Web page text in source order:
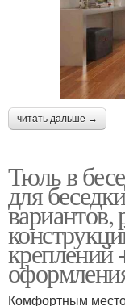
читать дальше →
Тюль в
для
вариантов,
креплений
Комфортным